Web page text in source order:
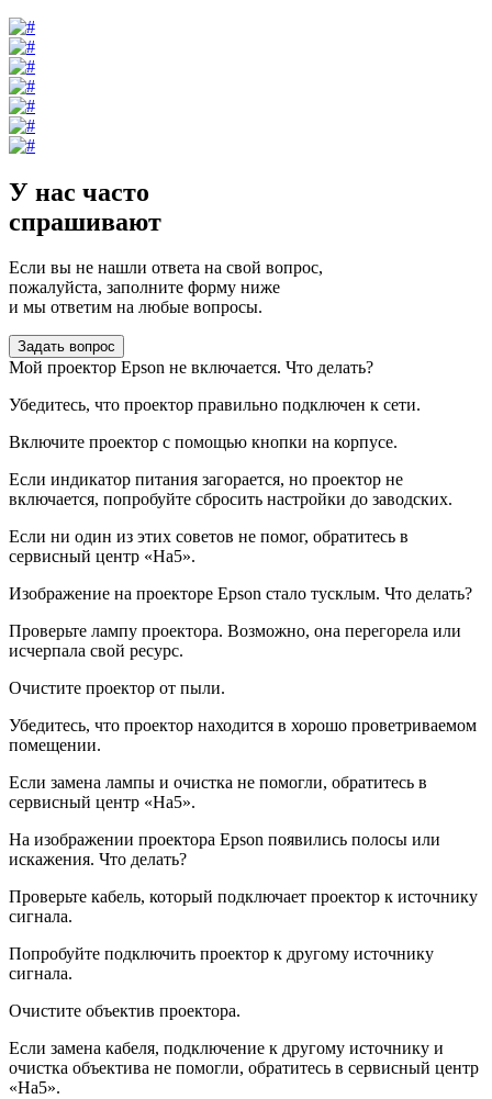
У нас часто
спрашивают
Если вы не нашли ответа на свой вопрос,
пожалуйста, заполните форму ниже
и мы ответим на любые вопросы.
Задать вопрос
Мой проектор Epson не включается. Что делать?
Убедитесь, что проектор правильно подключен к сети.
Включите проектор с помощью кнопки на корпусе.
Если индикатор питания загорается, но проектор не
включается, попробуйте сбросить настройки до заводских.
Если ни один из этих советов не помог, обратитесь в
сервисный центр «На5».
Изображение на проекторе Epson стало тусклым. Что делать?
Проверьте лампу проектора. Возможно, она перегорела или
исчерпала свой ресурс.
Очистите проектор от пыли.
Убедитесь, что проектор находится в хорошо проветриваемом
помещении.
Если замена лампы и очистка не помогли, обратитесь в
сервисный центр «На5».
На изображении проектора Epson появились полосы или
искажения. Что делать?
Проверьте кабель, который подключает проектор к источнику
сигнала.
Попробуйте подключить проектор к другому источнику
сигнала.
Очистите объектив проектора.
Если замена кабеля, подключение к другому источнику и
очистка объектива не помогли, обратитесь в сервисный центр
«На5».